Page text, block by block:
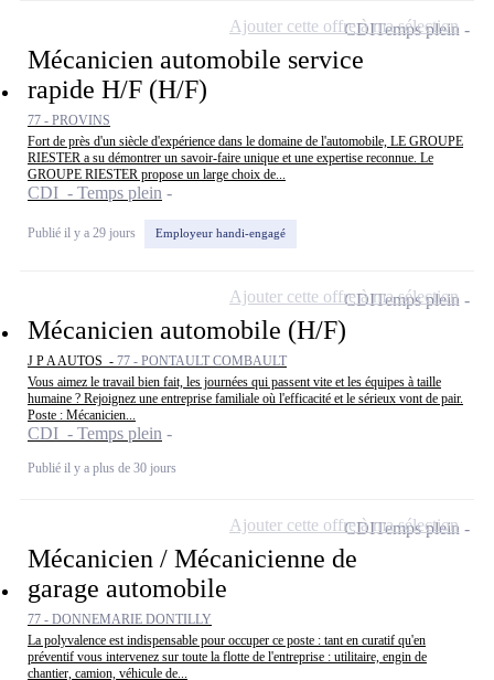
Mécanicien automobile service
rapide H/F (H/F)
77 - PROVINS
Fort de près d'un siècle d'expérience dans le domaine de l'automobile, LE GROUPE
RIESTER a su démontrer un savoir-faire unique et une expertise reconnue. Le
GROUPE RIESTER propose un large choix de...
CDI - Temps plein
Publié il y a 29 jours Employeur handi-engagé
CDITemps plein
Ajouter cette offre à ma sélection
Mécanicien automobile (H/F)
J P A AUTOS - 77 - PONTAULT COMBAULT
Vous aimez le travail bien fait, les journées qui passent vite et les équipes à taille
humaine ? Rejoignez une entreprise familiale où l'efficacité et le sérieux vont de pair.
Poste : Mécanicien...
CDI - Temps plein
Publié il y a plus de 30 jours
CDITemps plein
Ajouter cette offre à ma sélection
Mécanicien / Mécanicienne de
garage automobile
77 - DONNEMARIE DONTILLY
La polyvalence est indispensable pour occuper ce poste : tant en curatif qu'en
préventif vous intervenez sur toute la flotte de l'entreprise : utilitaire, engin de
chantier, camion, véhicule de...
CDITemps plein
Ajouter cette offre à ma sélection